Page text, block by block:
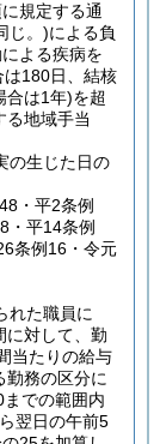
規定する通
じ。)による負
よる疾病を
180日、結核
合は1年)を超
る地域手当
の生じた日の
・平2条例
・平14条例
条例16・令元
れた職員に
に対して、勤
当たりの給与
勤務の区分に
での範囲内
翌日の午前5